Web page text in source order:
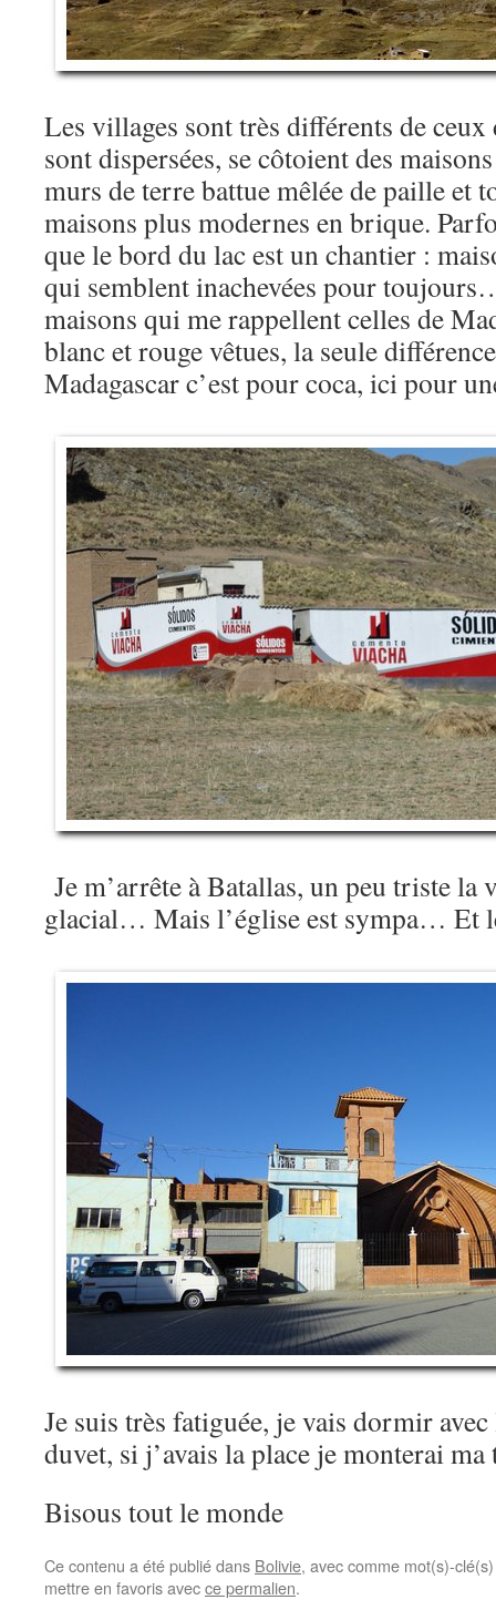
Les villages sont très différents de
sont dispersées, se côtoient des
murs de terre battue mêlée de paille et
maisons plus modernes en brique.
que le bord du lac est un chantier :
qui semblent inachevées pour
maisons qui me rappellent celles de
blanc et rouge vêtues, la seule
Madagascar c’est pour coca, ici pour
Je m’arrête à Batallas, un peu triste la
glacial… Mais l’église est sympa… Et
Je suis très fatiguée, je vais dormir
duvet, si j’avais la place je monterai
Bisous tout le monde
Ce contenu a été publié dans Bolivie, avec comme mot(s)-
mettre en favoris avecce permalien.